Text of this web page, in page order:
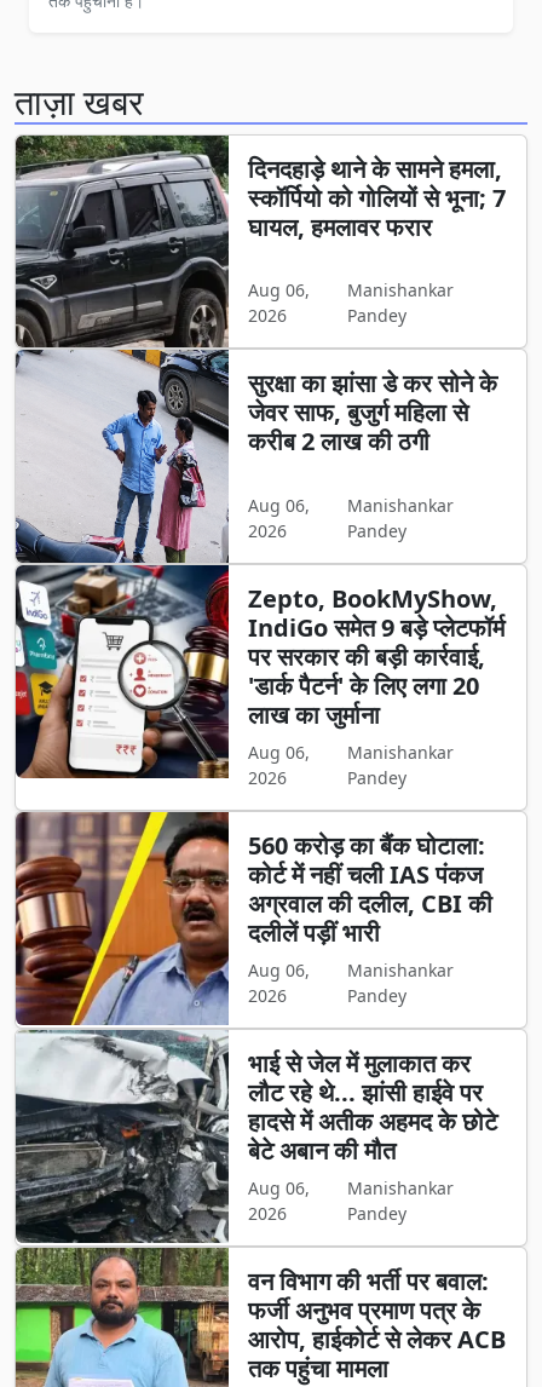
ताज़ा खबर
दिनदहाड़े थाने के सामने हमला,
स्कॉर्पियो को गोलियों से भूना; 7
घायल, हमलावर फरार
Aug 06,
2026
Manishankar
Pandey
सुरक्षा का झांसा डे कर सोने के
जेवर साफ, बुजुर्ग महिला से
करीब 2 लाख की ठगी
Aug 06,
2026
Manishankar
Pandey
Zepto, BookMyShow,
IndiGo समेत 9 बड़े प्लेटफॉर्म
पर सरकार की बड़ी कार्रवाई,
'डार्क पैटर्न' के लिए लगा 20
लाख का जुर्माना
Aug 06,
2026
Manishankar
Pandey
560 करोड़ का बैंक घोटाला:
कोर्ट में नहीं चली IAS पंकज
अग्रवाल की दलील, CBI की
दलीलें पड़ीं भारी
Aug 06,
2026
Manishankar
Pandey
भाई से जेल में मुलाकात कर
लौट रहे थे... झांसी हाईवे पर
हादसे में अतीक अहमद के छोटे
बेटे अबान की मौत
Aug 06,
2026
Manishankar
Pandey
वन विभाग की भर्ती पर बवाल:
फर्जी अनुभव प्रमाण पत्र के
आरोप, हाईकोर्ट से लेकर ACB
तक पहुंचा मामला